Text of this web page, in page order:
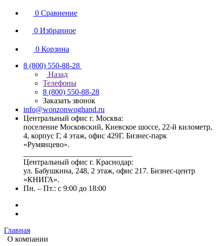
0 Сравнение
0 Избранное
0 Корзина
8 (800) 550-88-28
Назад
Телефоны
8 (800) 550-88-28
Заказать звонок
info@wonzonwoghand.ru
Центральный офис г. Москва:
поселение Московский, Киевское шоссе, 22-й километр,
4, корпус Г, 4 этаж, офис 429Г. Бизнес-парк
«Румянцево».
Центральный офис г. Краснодар:
ул. Бабушкина, 248, 2 этаж, офис 217. Бизнес-центр
«КНИГА».
Пн. – Пт.: с 9:00 до 18:00
Главная
О компании